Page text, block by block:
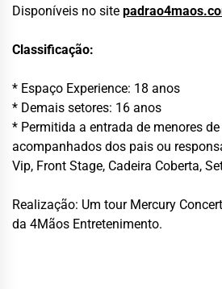
Disponíveis no site
Classificação:
* Espaço Experience: 18 anos
* Demais setores: 16 anos
* Permitida a entrada de menores
acompanhados dos pais ou
Vip, Front Stage, Cadeira Coberta,
Realização: Um tour Mercury
da 4Mãos Entretenimento.